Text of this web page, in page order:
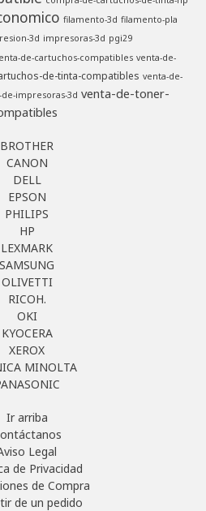
filamento-3d filamento-pla
3d impresoras-3d pgi29
de-cartuchos-compatibles venta-de-
de-tinta-compatibles venta-de-
de-impresoras-3d venta-de-toner-
BROTHER
CANON
DELL
EPSON
PHILIPS
HP
LEXMARK
SAMSUNG
OLIVETTI
RICOH.
OKI
KYOCERA
XEROX
MINOLTA
Ir arriba
Legal
de Privacidad
de Compra
de un pedido